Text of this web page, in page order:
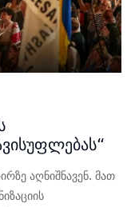
აღნიშნავენ. მათ